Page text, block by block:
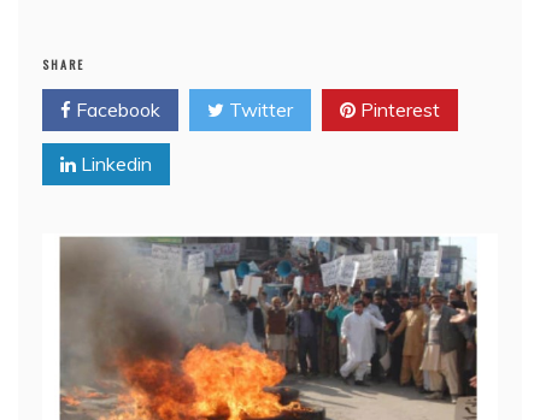
SHARE
Facebook Twitter Pinterest
Linkedin